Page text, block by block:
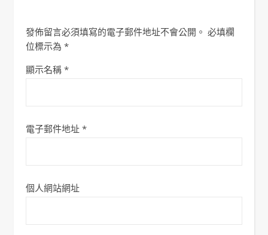
發佈留言必須填寫的電子郵件地址不會公開。 必填欄
位標示為 *
顯示名稱 *
電子郵件地址 *
個人網站網址